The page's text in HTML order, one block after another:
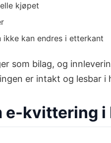
kjøpet
kan endres i etterkant
som bilag, og
er intakt og lesbar i
e-kvittering